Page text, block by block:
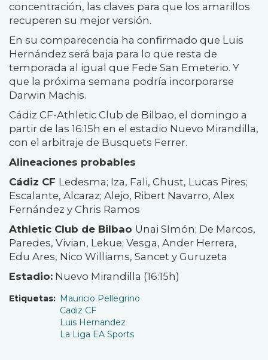
concentración, las claves para que los amarillos
recuperen su mejor versión.
En su comparecencia ha confirmado que Luis
Hernández será baja para lo que resta de
temporada al igual que Fede San Emeterio. Y
que la próxima semana podría incorporarse
Darwin Machis.
Cádiz CF-Athletic Club de Bilbao, el domingo a
partir de las 16:15h en el estadio Nuevo Mirandilla,
con el arbitraje de Busquets Ferrer.
Alineaciones probables
Cádiz CF Ledesma; Iza, Fali, Chust, Lucas Pires;
Escalante, Alcaraz; Alejo, Ribert Navarro, Alex
Fernández y Chris Ramos
Athletic Club de Bilbao Unai SImón; De Marcos,
Paredes, Vivian, Lekue; Vesga, Ander Herrera,
Edu Ares, Nico Williams, Sancet y Guruzeta
Estadio: Nuevo Mirandilla (16:15h)
Etiquetas
Mauricio Pellegrino
Cadiz CF
Luis Hernandez
La Liga EA Sports